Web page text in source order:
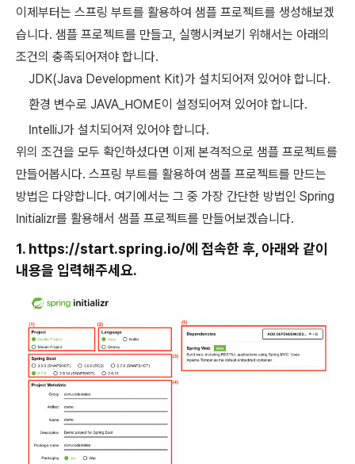
이제부터는 스프링 부트를 활용하여 샘플 프로젝트를 생성해보겠
습니다. 샘플 프로젝트를 만들고, 실행시켜보기 위해서는 아래의
조건의 충족되어져야 합니다.
JDK(Java Development Kit)가 설치되어져 있어야 합니다.
환경 변수로 JAVA_HOME이 설정되어져 있어야 합니다.
IntelliJ가 설치되어져 있어야 합니다.
위의 조건을 모두 확인하셨다면 이제 본격적으로 샘플 프로젝트를
만들어봅시다. 스프링 부트를 활용하여 샘플 프로젝트를 만드는
방법은 다양합니다. 여기에서는 그 중 가장 간단한 방법인 Spring
Initializr를 활용해서 샘플 프로젝트를 만들어보겠습니다.
1. https://start.spring.io/에 접속한 후, 아래와 같이
내용을 입력해주세요.